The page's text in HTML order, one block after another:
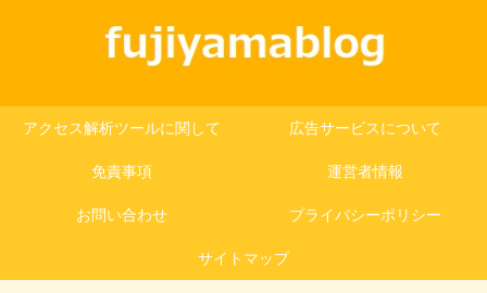
アクセス解析ツールに関して 広告サービスについて
免責事項 運営者情報
お問い合わせ プライバシーポリシー
サイトマップ